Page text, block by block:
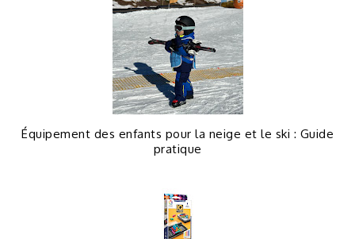
Équipement des enfants pour la neige et le ski : Guide
pratique